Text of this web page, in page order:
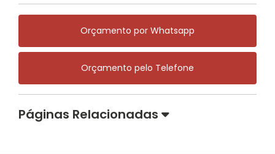
Orçamento por Whatsapp
Orçamento pelo Telefone
Páginas Relacionadas